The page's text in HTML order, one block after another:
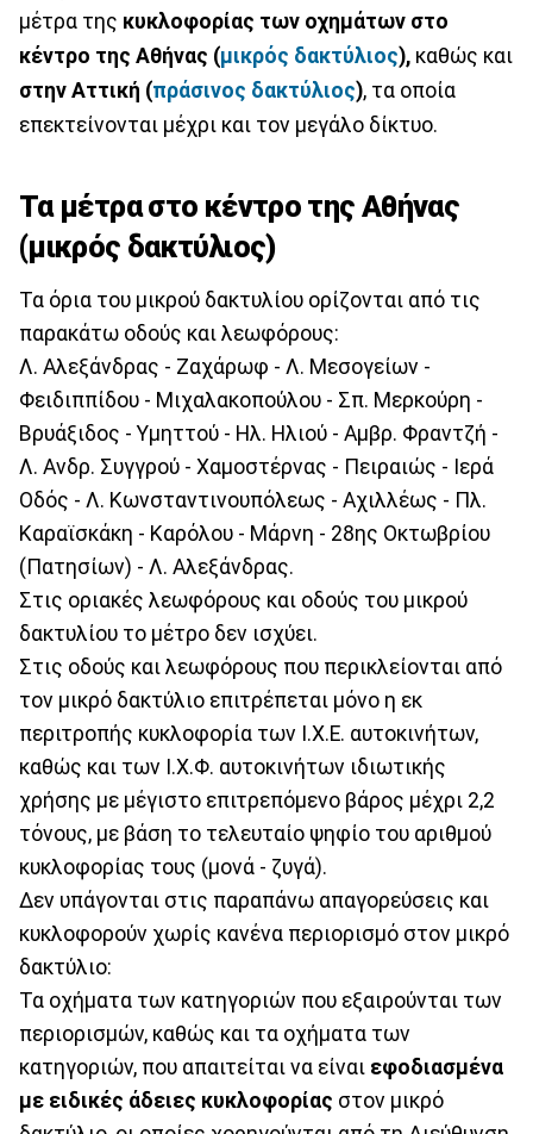
μέτρα της κυκλοφορίας των οχημάτων στο
κέντρο της Αθήνας (μικρός δακτύλιος), καθώς και
στην Αττική (πράσινος δακτύλιος), τα οποία
επεκτείνονται μέχρι και τον μεγάλο δίκτυο.
Τα μέτρα στο κέντρο της Αθήνας
(μικρός δακτύλιος)
Τα όρια του μικρού δακτυλίου ορίζονται από τις
παρακάτω οδούς και λεωφόρους:
Λ. Αλεξάνδρας - Ζαχάρωφ - Λ. Μεσογείων -
Φειδιππίδου - Μιχαλακοπούλου - Σπ. Μερκούρη -
Βρυάξιδος - Υμηττού - Ηλ. Ηλιού - Αμβρ. Φραντζή -
Λ. Ανδρ. Συγγρού - Χαμοστέρνας - Πειραιώς - Ιερά
Οδός - Λ. Κωνσταντινουπόλεως - Αχιλλέως - Πλ.
Καραϊσκάκη - Καρόλου - Μάρνη - 28ης Οκτωβρίου
(Πατησίων) - Λ. Αλεξάνδρας.
Στις οριακές λεωφόρους και οδούς του μικρού
δακτυλίου το μέτρο δεν ισχύει.
Στις οδούς και λεωφόρους που περικλείονται από
τον μικρό δακτύλιο επιτρέπεται μόνο η εκ
περιτροπής κυκλοφορία των Ι.Χ.Ε. αυτοκινήτων,
καθώς και των Ι.Χ.Φ. αυτοκινήτων ιδιωτικής
χρήσης με μέγιστο επιτρεπόμενο βάρος μέχρι 2,2
τόνους, με βάση το τελευταίο ψηφίο του αριθμού
κυκλοφορίας τους (μονά - ζυγά).
Δεν υπάγονται στις παραπάνω απαγορεύσεις και
κυκλοφορούν χωρίς κανένα περιορισμό στον μικρό
δακτύλιο:
Τα οχήματα των κατηγοριών που εξαιρούνται των
περιορισμών, καθώς και τα οχήματα των
κατηγοριών, που απαιτείται να είναι εφοδιασμένα
με ειδικές άδειες κυκλοφορίας στον μικρό